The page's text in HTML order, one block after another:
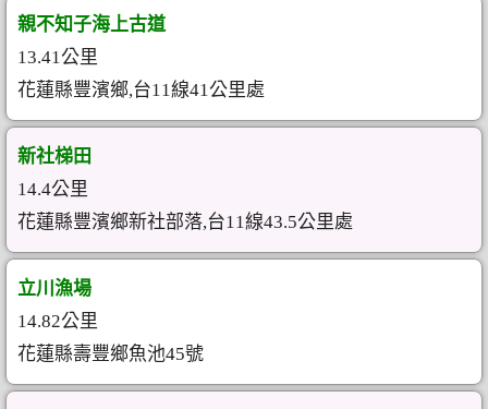
親不知子海上古道
13.41公里
花蓮縣豐濱鄉,台11線41公里處
新社梯田
14.4公里
花蓮縣豐濱鄉新社部落,台11線43.5公里處
立川漁場
14.82公里
花蓮縣壽豐鄉魚池45號